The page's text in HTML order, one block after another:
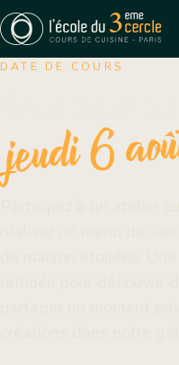
DATE DE COURS
jeudi 6